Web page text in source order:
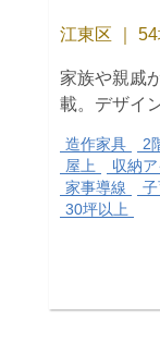
江東区 ｜
家族や親戚
載。デザイ
造作家具 2
屋上
収納
家事導線
30坪以上